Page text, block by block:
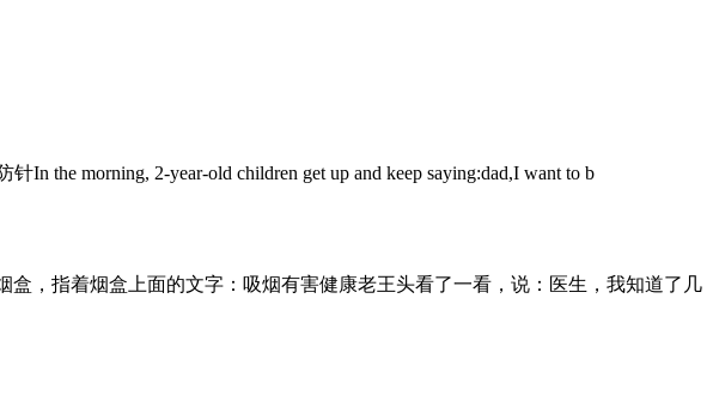
morning, 2-year-old children get up and keep saying:dad,I want to b
，指着烟盒上面的文字：吸烟有害健康老王头看了一看，说：医生，我知道了几